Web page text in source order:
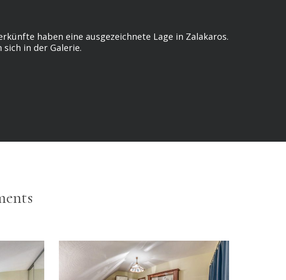
haben eine ausgezeichnete Lage in Zalakaros.
in der Galerie.